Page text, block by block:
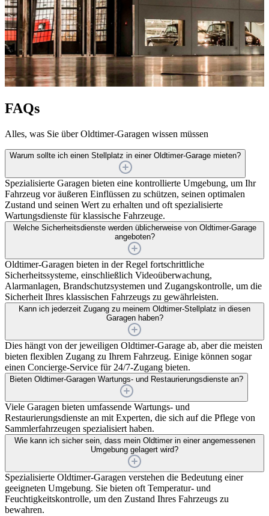
FAQs
Alles, was Sie über Oldtimer-Garagen wissen müssen
Warum sollte ich einen Stellplatz in einer Oldtimer-Garage mieten?
Spezialisierte Garagen bieten eine kontrollierte Umgebung, um Ihr
Fahrzeug vor äußeren Einflüssen zu schützen, seinen optimalen
Zustand und seinen Wert zu erhalten und oft spezialisierte
Wartungsdienste für klassische Fahrzeuge.
Welche Sicherheitsdienste werden üblicherweise von Oldtimer-Garage
angeboten?
Oldtimer-Garagen bieten in der Regel fortschrittliche
Sicherheitssysteme, einschließlich Videoüberwachung,
Alarmanlagen, Brandschutzsystemen und Zugangskontrolle, um die
Sicherheit Ihres klassischen Fahrzeugs zu gewährleisten.
Kann ich jederzeit Zugang zu meinem Oldtimer-Stellplatz in diesen
Garagen haben?
Dies hängt von der jeweiligen Oldtimer-Garage ab, aber die meisten
bieten flexiblen Zugang zu Ihrem Fahrzeug. Einige können sogar
einen Concierge-Service für 24/7-Zugang bieten.
Bieten Oldtimer-Garagen Wartungs- und Restaurierungsdienste an?
Viele Garagen bieten umfassende Wartungs- und
Restaurierungsdienste an mit Experten, die sich auf die Pflege von
Sammlerfahrzeugen spezialisiert haben.
Wie kann ich sicher sein, dass mein Oldtimer in einer angemessenen
Umgebung gelagert wird?
Spezialisierte Oldtimer-Garagen verstehen die Bedeutung einer
geeigneten Umgebung. Sie bieten oft Temperatur- und
Feuchtigkeitskontrolle, um den Zustand Ihres Fahrzeugs zu
bewahren.